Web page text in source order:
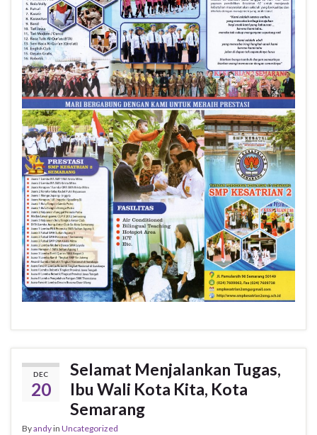
DEC
20
Selamat Menjalankan Tugas,
Ibu Wali Kota Kita, Kota
Semarang
Byandyin Uncategorized